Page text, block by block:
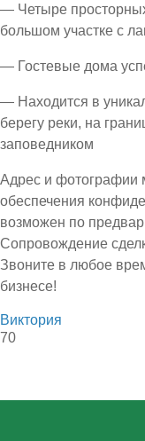
— Четыре
большом участке с
— Гостевые дома
— Находится в
берегу реки, на
заповедником
Адрес и фотографии
обеспечения
возможен по
Сопровождение
Звоните в любое
бизнесе!
Виктория
70